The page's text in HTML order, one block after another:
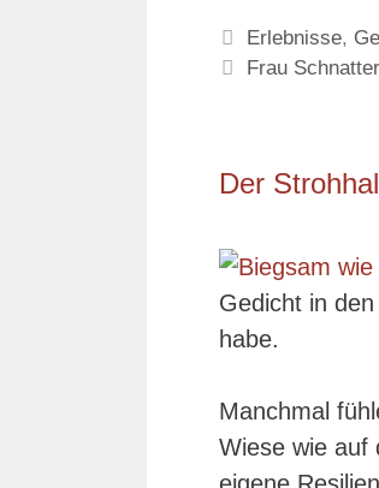
Kategorien
Erlebnisse,
Schlagwörter
Frau Schnatter
Der
Gedicht in
habe.
Manchmal
Wiese wie auf